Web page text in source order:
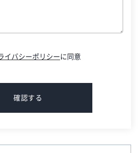
イバシーポリシーに同意